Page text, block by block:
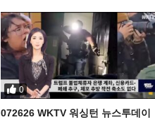
0
072626 WKTV 워싱턴 뉴스투데이